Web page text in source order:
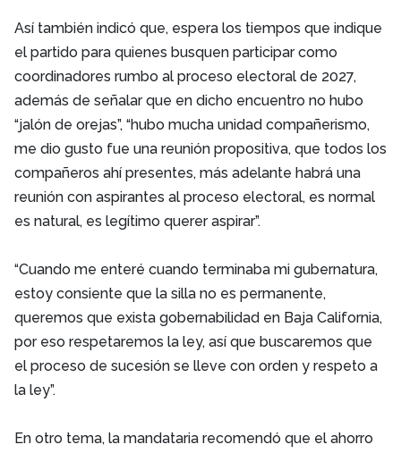
Así también indicó que, espera los tiempos que indique
el partido para quienes busquen participar como
coordinadores rumbo al proceso electoral de 2027,
además de señalar que en dicho encuentro no hubo
“jalón de orejas”, “hubo mucha unidad compañerismo,
me dio gusto fue una reunión propositiva, que todos los
compañeros ahí presentes, más adelante habrá una
reunión con aspirantes al proceso electoral, es normal
es natural, es legítimo querer aspirar”.
“Cuando me enteré cuando terminaba mi gubernatura,
estoy consiente que la silla no es permanente,
queremos que exista gobernabilidad en Baja California,
por eso respetaremos la ley, así que buscaremos que
el proceso de sucesión se lleve con orden y respeto a
la ley”.
En otro tema, la mandataria recomendó que el ahorro